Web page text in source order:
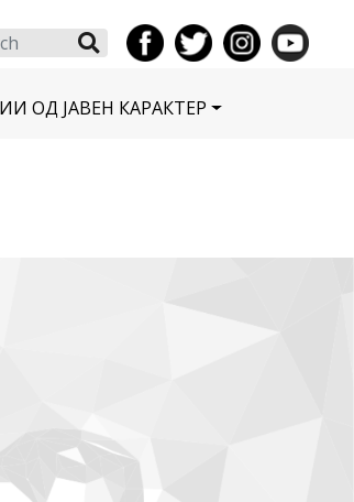
Search
ОД ЈАВЕН КАРАКТЕР